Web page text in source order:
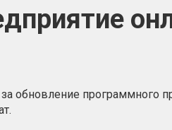
обновление программного